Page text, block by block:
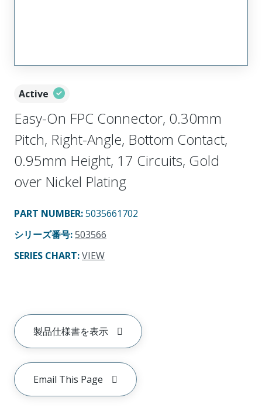
Active
Easy-On FPC Connector, 0.30mm
Pitch, Right-Angle, Bottom Contact,
0.95mm Height, 17 Circuits, Gold
over Nickel Plating
PART NUMBER:5035661702
シリーズ番号:503566
SERIES CHART:VIEW
製品仕様書を表示
Email This Page